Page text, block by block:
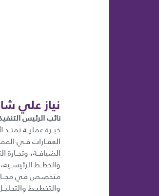
نياز علي
نائب الرئيس
العقــارات فــي
الضيافــة، وتجــارة
والخطــط
متخصـص فـي مجـــال
والتخطيــط